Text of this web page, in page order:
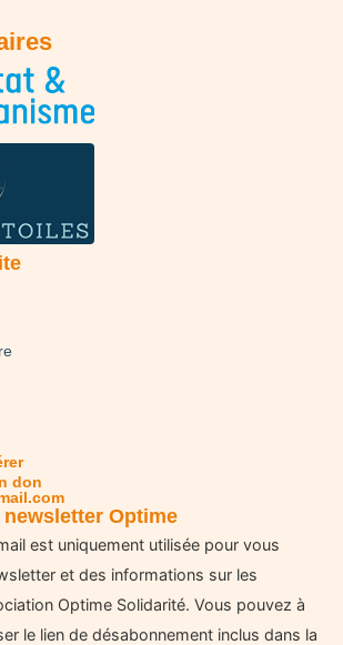
don
Optime
est uniquement utilisée pour vous
et des informations sur les
Optime Solidarité. Vous pouvez à
le lien de désabonnement inclus dans la